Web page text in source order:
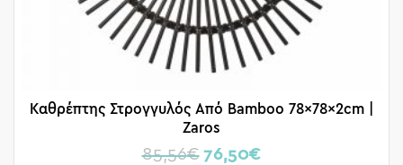
Καθρέπτης Στρογγυλός Από Bamboo 78x78x2cm |
Zaros
85,56€ 76,50€